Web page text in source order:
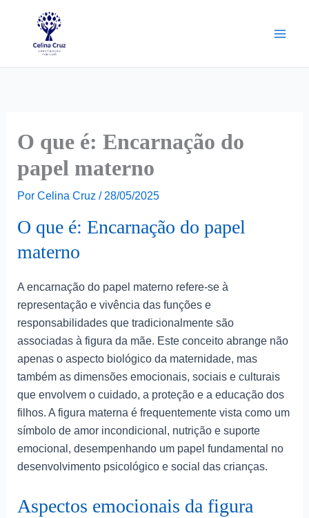
O que é: Encarnação do
papel materno
Por Celina Cruz / 28/05/2025
O que é: Encarnação do papel
materno
A encarnação do papel materno refere-se à
representação e vivência das funções e
responsabilidades que tradicionalmente são
associadas à figura da mãe. Este conceito abrange não
apenas o aspecto biológico da maternidade, mas
também as dimensões emocionais, sociais e culturais
que envolvem o cuidado, a proteção e a educação dos
filhos. A figura materna é frequentemente vista como um
símbolo de amor incondicional, nutrição e suporte
emocional, desempenhando um papel fundamental no
desenvolvimento psicológico e social das crianças.
Aspectos emocionais da figura